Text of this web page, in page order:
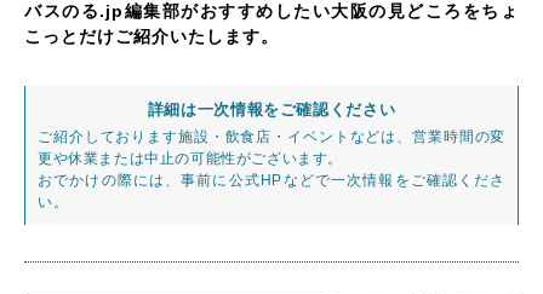
バスのる.jp編集部がおすすめしたい大阪の見どころをちょ
こっとだけご紹介いたします。
詳細は一次情報をご確認ください
ご紹介しております施設・飲食店・イベントなどは、営業時間の変
更や休業または中止の可能性がございます。
おでかけの際には、事前に公式HPなどで一次情報をご確認くださ
い。